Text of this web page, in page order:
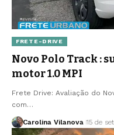
FRETE-DRIVE
Novo Polo Track :
motor 1.0 MPI
Frete Drive: Avaliação do
com…
Carolina Vilanova 15 de